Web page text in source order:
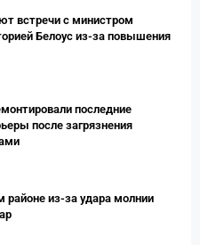
встречи с министром
Белоус из-за повышения
последние
после загрязнения
районе из-за удара молнии